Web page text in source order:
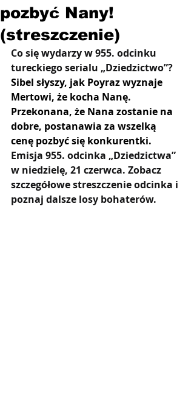
pozbyć Nany!
(streszczenie)
Co się wydarzy w 955. odcinku
tureckiego serialu „Dziedzictwo”?
Sibel słyszy, jak Poyraz wyznaje
Mertowi, że kocha Nanę.
Przekonana, że Nana zostanie na
dobre, postanawia za wszelką
cenę pozbyć się konkurentki.
Emisja 955. odcinka „Dziedzictwa”
w niedzielę, 21 czerwca. Zobacz
szczegółowe streszczenie odcinka i
poznaj dalsze losy bohaterów.